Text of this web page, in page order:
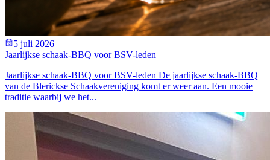
5 juli 2026
Jaarlijkse schaak-BBQ voor BSV-leden
Jaarlijkse schaak-BBQ voor BSV-leden De jaarlijkse schaak-BBQ
van de Blerickse Schaakvereniging komt er weer aan. Een mooie
traditie waarbij we het...